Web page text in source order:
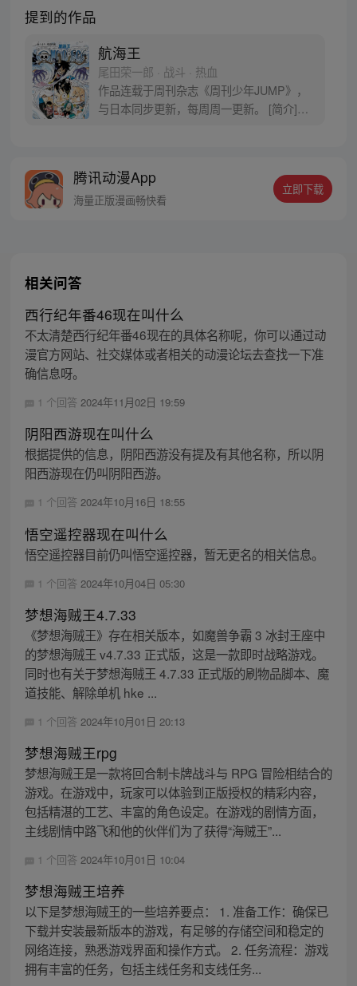
提到的作品
航海王
尾田荣一郎 · 战斗 · 热血
作品连载于周刊杂志《周刊少年JUMP》，
与日本同步更新，每周周一更新。 [简介]有
十年后，路飞为实现与因救他而断臂的杰克
斯的约定而出海，开始了以成为海盗王为目
腾讯动漫App
海量正版漫画畅快看
立即下载
相关问答
西行纪年番46现在叫什么
不太清楚西行纪年番46现在的具体名称呢，你可以通过动
漫官方网站、社交媒体或者相关的动漫论坛去查找一下准
确信息呀。
1 个回答 2024年11月02日 19:59
阴阳西游现在叫什么
根据提供的信息，阴阳西游没有提及有其他名称，所以阴
阳西游现在仍叫阴阳西游。
1 个回答 2024年10月16日 18:55
悟空遥控器现在叫什么
悟空遥控器目前仍叫悟空遥控器，暂无更名的相关信息。
1 个回答 2024年10月04日 05:30
梦想海贼王4.7.33
《梦想海贼王》存在相关版本，如魔兽争霸 3 冰封王座中
的梦想海贼王 v4.7.33 正式版，这是一款即时战略游戏。
同时也有关于梦想海贼王 4.7.33 正式版的刷物品脚本、魔
道技能、解除单机 hke ...
1 个回答 2024年10月01日 20:13
梦想海贼王rpg
梦想海贼王是一款将回合制卡牌战斗与 RPG 冒险相结合的
游戏。在游戏中，玩家可以体验到正版授权的精彩内容，
包括精湛的工艺、丰富的角色设定。在游戏的剧情方面，
主线剧情中路飞和他的伙伴们为了获得“海贼王”...
1 个回答 2024年10月01日 10:04
梦想海贼王培养
以下是梦想海贼王的一些培养要点： 1. 准备工作：确保已
下载并安装最新版本的游戏，有足够的存储空间和稳定的
网络连接，熟悉游戏界面和操作方式。 2. 任务流程：游戏
拥有丰富的任务，包括主线任务和支线任务...